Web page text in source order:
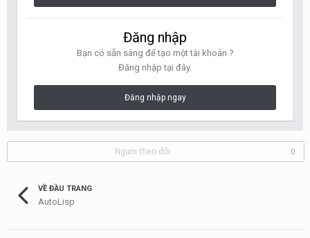
Đăng nhập
Bạn có sẵn sàng để tạo một tài khoản ?
Đăng nhập tại đây.
Đăng nhập ngay
Người theo dõi 0
VỀ ĐẦU TRANG
AutoLisp